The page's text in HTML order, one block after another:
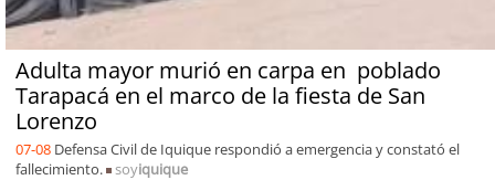
Adulta mayor murió en carpa en poblado
Tarapacá en el marco de la fiesta de San
Lorenzo
07-08 Defensa Civil de Iquique respondió a emergencia y constató el
fallecimiento.
soyiquique